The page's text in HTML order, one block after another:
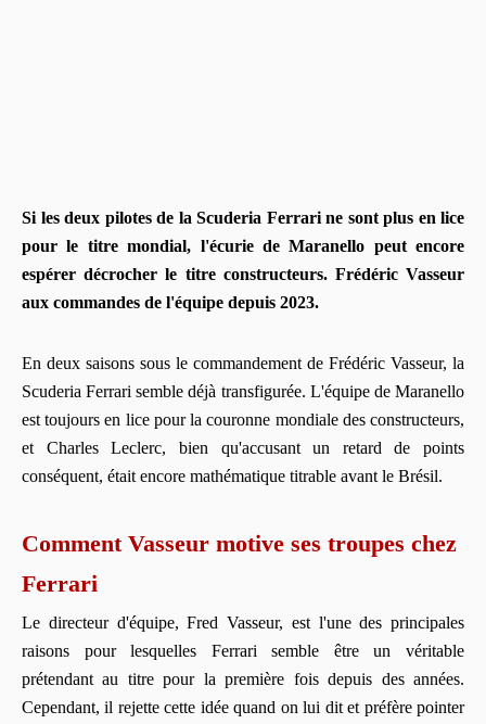
Si les deux pilotes de la Scuderia Ferrari ne sont plus en lice
pour le titre mondial, l'écurie de Maranello peut encore
espérer décrocher le titre constructeurs. Frédéric Vasseur
aux commandes de l'équipe depuis 2023.
En deux saisons sous le commandement de Frédéric Vasseur, la
Scuderia Ferrari semble déjà transfigurée. L'équipe de Maranello
est toujours en lice pour la couronne mondiale des constructeurs,
et Charles Leclerc, bien qu'accusant un retard de points
conséquent, était encore mathématique titrable avant le Brésil.
Comment Vasseur motive ses troupes chez
Ferrari
Le directeur d'équipe, Fred Vasseur, est l'une des principales
raisons pour lesquelles Ferrari semble être un véritable
prétendant au titre pour la première fois depuis des années.
Cependant, il rejette cette idée quand on lui dit et préfère pointer